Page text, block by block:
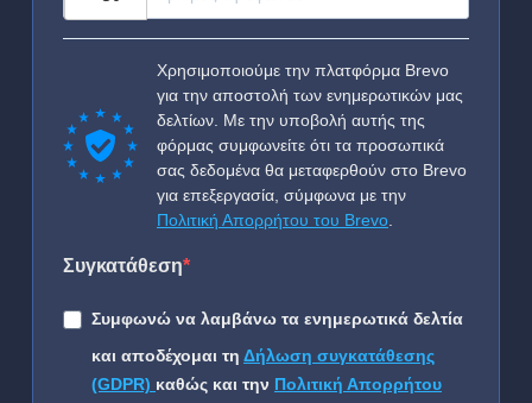
Χρησιμοποιούμε την πλατφόρμα Brevo
για την αποστολή των ενημερωτικών μας
δελτίων. Με την υποβολή αυτής της
φόρμας συμφωνείτε ότι τα προσωπικά
σας δεδομένα θα μεταφερθούν στο Brevo
για επεξεργασία, σύμφωνα με την
Πολιτική Απορρήτου του Brevo
Συγκατάθεση
Συμφωνώ να λαμβάνω τα ενημερωτικά δελτία
και αποδέχομαι τη Δήλωση συγκατάθεσης
(GDPR) καθώς και την Πολιτική Απορρήτου